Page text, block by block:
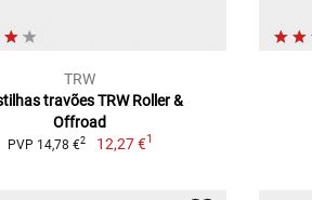
TRW
travões TRW Roller &
Offroad
PVP 14,78 €2 12,27 €1